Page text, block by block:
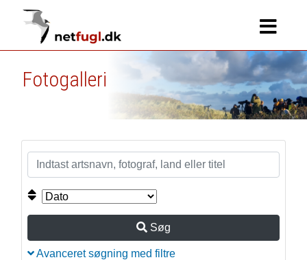
Fotogalleri
Søg
Avanceret søgning med filtre